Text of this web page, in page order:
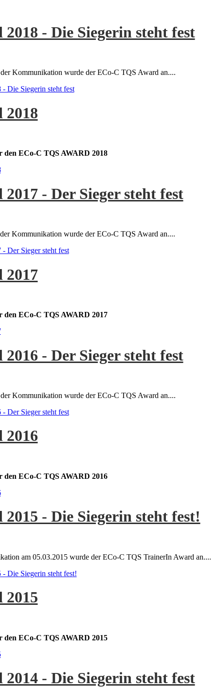
- Die Siegerin steht fest
Kommunikation wurde der ECo-C TQS Award an....
Die Siegerin steht fest
2018
ECo-C TQS AWARD 2018
- Der Sieger steht fest
Kommunikation wurde der ECo-C TQS Award an....
Der Sieger steht fest
2017
ECo-C TQS AWARD 2017
- Der Sieger steht fest
Kommunikation wurde der ECo-C TQS Award an....
Der Sieger steht fest
2016
ECo-C TQS AWARD 2016
- Die Siegerin steht fest!
am 05.03.2015 wurde der ECo-C TQS TrainerIn Award an....
Die Siegerin steht fest!
2015
ECo-C TQS AWARD 2015
- Die Siegerin steht fest